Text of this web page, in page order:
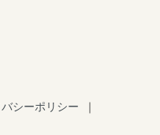
シーポリシー
｜